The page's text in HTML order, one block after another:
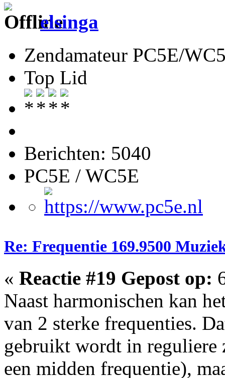
elsinga
Zendamateur PC5E/
Top Lid
Berichten: 5040
PC5E / WC5E
Re: Frequentie 169.9500
« Reactie #19 Gepost op:
Naast harmonischen kan
van 2 sterke frequenties.
gebruikt wordt in reguliere
een midden frequentie),